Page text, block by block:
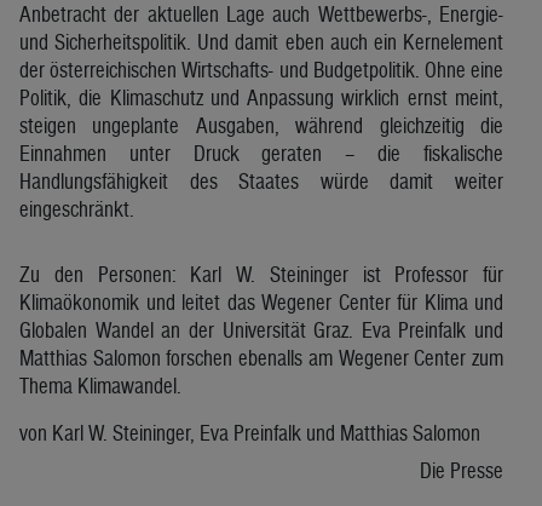
Anbetracht der aktuellen Lage auch Wettbewerbs-, Energie-
und Sicherheitspolitik. Und damit eben auch ein Kernelement
der österreichischen Wirtschafts- und Budgetpolitik. Ohne eine
Politik, die Klimaschutz und Anpassung wirklich ernst meint,
steigen ungeplante Ausgaben, während gleichzeitig die
Einnahmen unter Druck geraten – die fiskalische
Handlungsfähigkeit des Staates würde damit weiter
eingeschränkt.
Zu den Personen: Karl W. Steininger ist Professor für
Klimaökonomik und leitet das Wegener Center für Klima und
Globalen Wandel an der Universität Graz. Eva Preinfalk und
Matthias Salomon forschen ebenalls am Wegener Center zum
Thema Klimawandel.
von Karl W. Steininger, Eva Preinfalk und Matthias Salomon
Die Presse